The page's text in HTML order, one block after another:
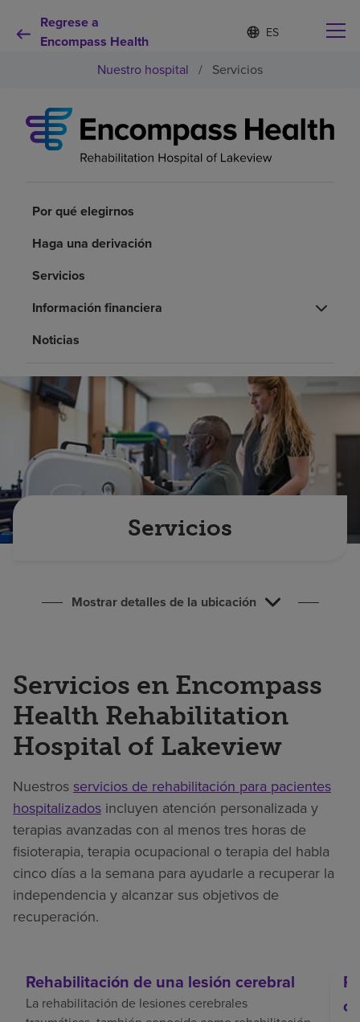
Regrese a
Encompass Health
Lista
de
idiomas
contraída
d
o
s
e
e
Por qué debe elegirnos
Recursos de salud
Empleos
Pagar mi factura
Nuestro hospital / Servicios
Por qué elegirnos
Haga una derivación
Servicios
Información financiera
Noticias
Servicios
Mostrar detalles de la ubicación
Servicios en Encompass
Health Rehabilitation
Hospital of Lakeview
Nuestros servicios de rehabilitación para pacientes
hospitalizados incluyen atención personalizada y
terapias avanzadas con al menos tres horas de
fisioterapia, terapia ocupacional o terapia del habla
cinco días a la semana para ayudarle a recuperar la
independencia y alcanzar sus objetivos de
recuperación.
Rehabilitación de una lesión cerebral
La rehabilitación de lesiones cerebrales